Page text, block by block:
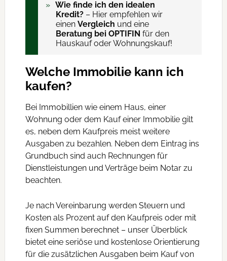
Wie finde ich den idealen
Kredit?– Hier empfehlen wir
einen Vergleich und eine
Beratung bei OPTIFIN für den
Hauskauf oder Wohnungskauf!
Welche Immobilie kann ich
kaufen?
Bei Immobillien wie einem Haus, einer
Wohnung oder dem Kauf einer Immobilie gilt
es, neben dem Kaufpreis meist weitere
Ausgaben zu bezahlen. Neben dem Eintrag ins
Grundbuch sind auch Rechnungen für
Dienstleistungen und Verträge beim Notar zu
beachten.
Je nach Vereinbarung werden Steuern und
Kosten als Prozent auf den Kaufpreis oder mit
fixen Summen berechnet – unser Überblick
bietet eine seriöse und kostenlose Orientierung
für die zusätzlichen Ausgaben beim Kauf von